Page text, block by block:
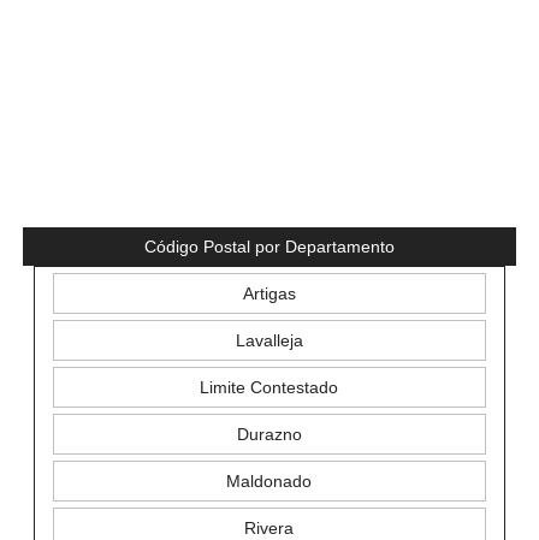
Código Postal por Departamento
Artigas
Lavalleja
Limite Contestado
Durazno
Maldonado
Rivera